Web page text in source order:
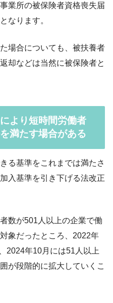
業所の被保険者資格喪失届
なります。
場合についても、被扶養者
却などは当然に被保険者と
より短時間労働者
満たす場合がある
る基準をこれまでは満たさ
入基準を引き下げる法改正
数が501人以上の企業で働
象だったところ、2022年
2024年10月には51人以上
が段階的に拡大していくこ